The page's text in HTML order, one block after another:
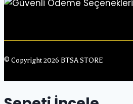
© Copyright 2026 BTSA STORE